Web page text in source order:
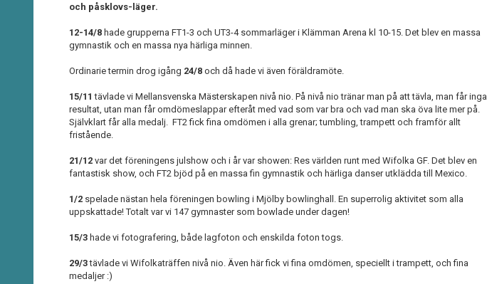
och påsklovs-läger.
12-14/8 hade grupperna FT1-3 och UT3-4 sommarläger i Klämman Arena kl 10-15. Det blev en massa
gymnastik och en massa nya härliga minnen.
Ordinarie termin drog igång 24/8 och då hade vi även föräldramöte.
15/11 tävlade vi Mellansvenska Mästerskapen nivå nio. På nivå nio tränar man på att tävla, man får inga
resultat, utan man får omdömeslappar efteråt med vad som var bra och vad man ska öva lite mer på.
Självklart får alla medalj. FT2 fick fina omdömen i alla grenar; tumbling, trampett och framför allt
fristående.
21/12 var det föreningens julshow och i år var showen: Res världen runt med Wifolka GF. Det blev en
fantastisk show, och FT2 bjöd på en massa fin gymnastik och härliga danser utklädda till Mexico.
1/2 spelade nästan hela föreningen bowling i Mjölby bowlinghall. En superrolig aktivitet som alla
uppskattade! Totalt var vi 147 gymnaster som bowlade under dagen!
15/3 hade vi fotografering, både lagfoton och enskilda foton togs.
29/3tävlade vi Wifolkaträffen nivå nio. Även här fick vi fina omdömen, speciellt i trampett, och fina
medaljer :)